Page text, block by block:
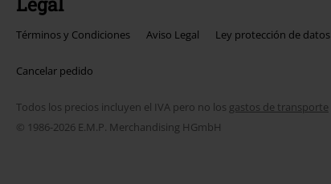
Términos y Condiciones Aviso Legal Ley protección de datos
Cancelar pedido
Todos los precios incluyen el IVA pero no los gastos de transporte
© 1986-2026 E.M.P. Merchandising HGmbH